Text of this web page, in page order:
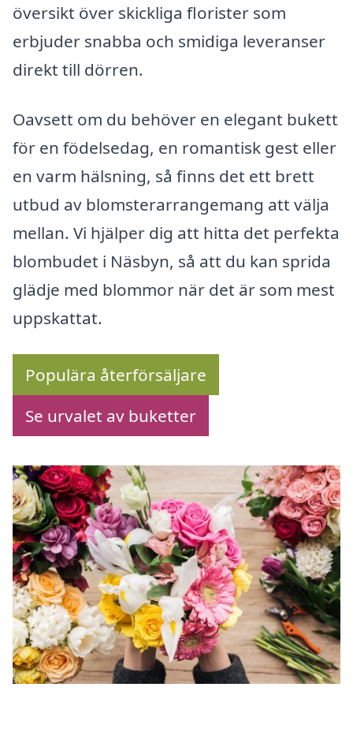
översikt över skickliga florister som
erbjuder snabba och smidiga leveranser
direkt till dörren.
Oavsett om du behöver en elegant bukett
för en födelsedag, en romantisk gest eller
en varm hälsning, så finns det ett brett
utbud av blomsterarrangemang att välja
mellan. Vi hjälper dig att hitta det perfekta
blombudet i Näsbyn, så att du kan sprida
glädje med blommor när det är som mest
uppskattat.
Populära återförsäljare
Se urvalet av buketter